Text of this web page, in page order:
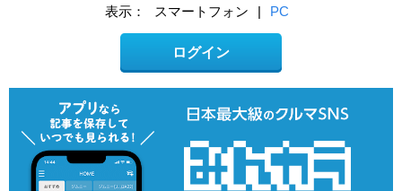
表示： スマートフォン | PC
ログイン